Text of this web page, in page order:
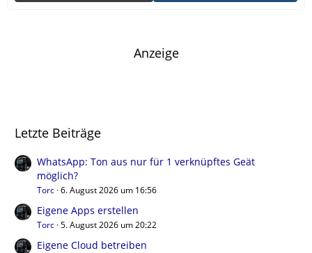
Anzeige
Letzte Beiträge
WhatsApp: Ton aus nur für 1 verknüpftes Geät
möglich?
Torc 6. August 2026 um 16:56
Eigene Apps erstellen
Torc 5. August 2026 um 20:22
Eigene Cloud betreiben